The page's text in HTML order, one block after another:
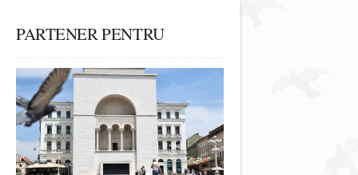
PARTENER PENTRU